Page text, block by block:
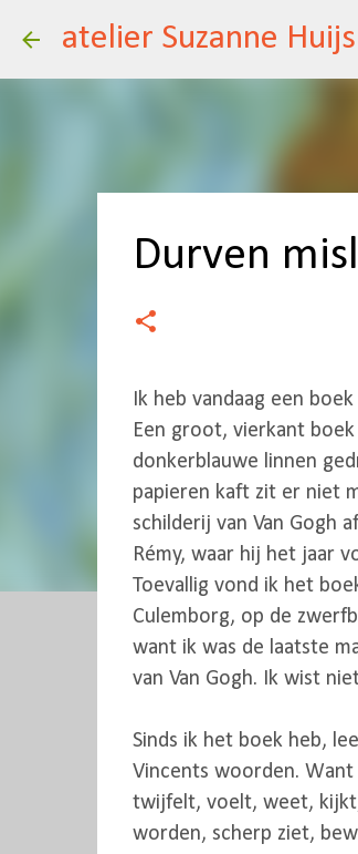
Durven
Ik heb vandaag een
Een groot, vierkant
donkerblauwe linnen
papieren kaft zit er niet
schilderij van Van Gogh
Rémy, waar hij het jaar
Toevallig vond ik het
Culemborg, op de
want ik was de laatste
van Van Gogh. Ik wist
Sinds ik het boek heb,
Vincents woorden.
twijfelt, voelt, weet,
worden, scherp ziet,